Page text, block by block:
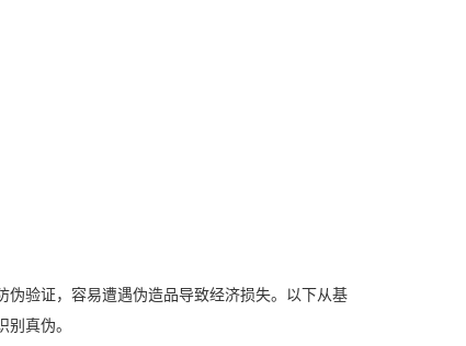
伪验证，容易遭遇伪造品导致经济损失。以下从基
真伪。